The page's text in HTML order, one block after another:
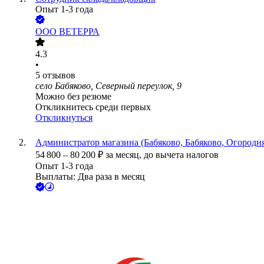
Опыт 1-3 года
ООО ВЕТЕРРА
4.3
•
5 отзывов
село Бабяково, Северный переулок, 9
Можно без резюме
Откликнитесь среди первых
Откликнуться
Администратор магазина (Бабяково, Бабяково,
54 800 – 80 200 ₽ за месяц, до вычета налогов
Опыт 1-3 года
Выплаты: Два раза в месяц